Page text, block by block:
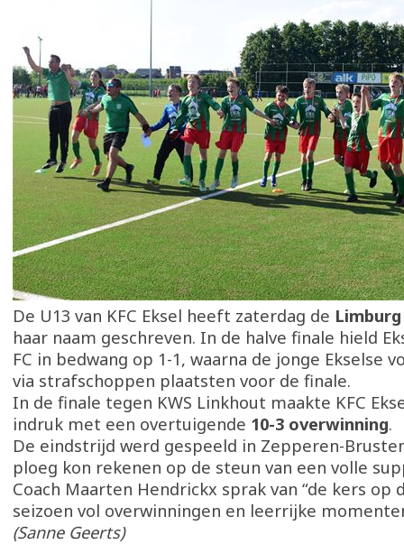
De U13 van KFC Eksel heeft zaterdag de Limburg
haar naam geschreven. In de halve finale hield
FC in bedwang op 1-1, waarna de jonge Ekselse
via strafschoppen plaatsten voor de finale.
In de finale tegen KWS Linkhout maakte KFC
indruk met een overtuigende 10-3 overwinning.
De eindstrijd werd gespeeld in Zepperen-
ploeg kon rekenen op de steun van een volle
Coach Maarten Hendrickx sprak van “de kers op
seizoen vol overwinningen en leerrijke
(Sanne Geerts)